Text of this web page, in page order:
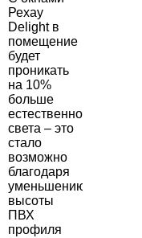
Рехау
Delight в
помещение
будет
проникать
на 10%
больше
естественного
света – это
стало
возможно
благодаря
уменьшению
высоты
ПВХ
профиля